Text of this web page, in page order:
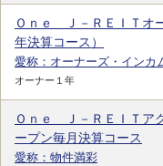
Ｏｎｅ Ｊ－ＲＥＩＴオ
年決算コース）
愛称：オーナーズ・インカ
オーナー１年
Ｏｎｅ Ｊ－ＲＥＩＴア
ープン毎月決算コース
愛称：物件満彩